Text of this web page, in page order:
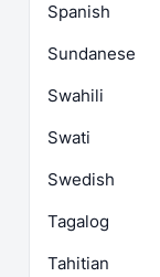
Spanish
Sundanese
Swahili
Swati
Swedish
Tagalog
Tahitian